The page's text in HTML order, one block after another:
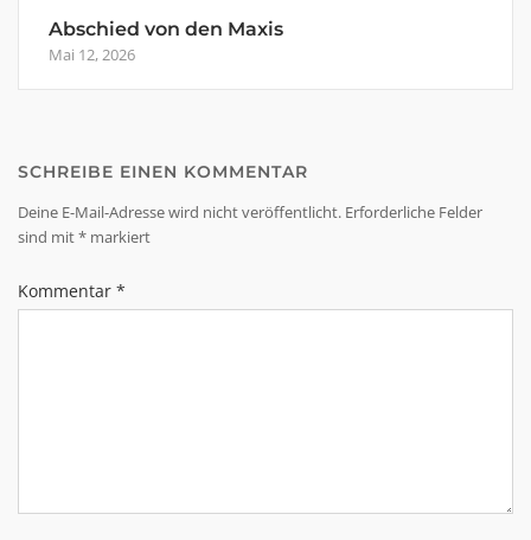
Abschied von den Maxis
Mai 12, 2026
SCHREIBE EINEN KOMMENTAR
Deine E-Mail-Adresse wird nicht veröffentlicht. Erforderliche Felder
sind mit* markiert
Kommentar *